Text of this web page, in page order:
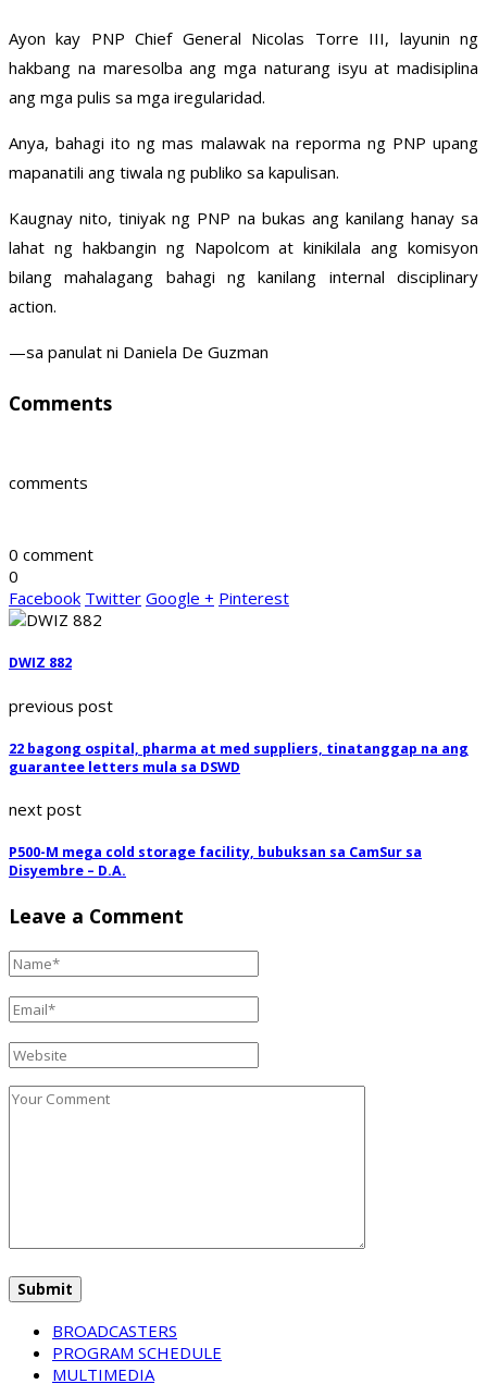
Ayon kay PNP Chief General Nicolas Torre III, layunin ng
hakbang na maresolba ang mga naturang isyu at madisiplina
ang mga pulis sa mga iregularidad.
Anya, bahagi ito ng mas malawak na reporma ng PNP upang
mapanatili ang tiwala ng publiko sa kapulisan.
Kaugnay nito, tiniyak ng PNP na bukas ang kanilang hanay sa
lahat ng hakbangin ng Napolcom at kinikilala ang komisyon
bilang mahalagang bahagi ng kanilang internal disciplinary
action.
—sa panulat ni Daniela De Guzman
Comments
comments
0 comment
0
Facebook Twitter Google + Pinterest
DWIZ 882
previous post
22 bagong ospital, pharma at med suppliers, tinatanggap na ang
guarantee letters mula sa DSWD
next post
P500-M mega cold storage facility, bubuksan sa CamSur sa
Disyembre – D.A.
Leave a Comment
BROADCASTERS
PROGRAM SCHEDULE
MULTIMEDIA